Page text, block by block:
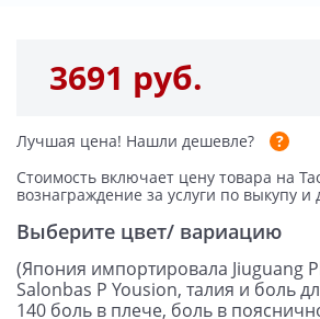
3691 руб.
Лучшая цена! Нашли дешевле?
Стоимость включает цену товара на
вознаграждение за услуги по выкупу и
Выберите цвет/ вариацию
(Япония импортировала Jiuguang
Salonbas P Yousion, талия и боль
140 боль в плече, боль в